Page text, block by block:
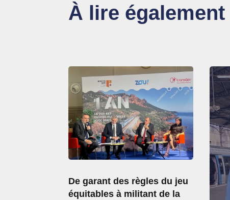
À lire également
De garant des règles du jeu
équitables à militant de la